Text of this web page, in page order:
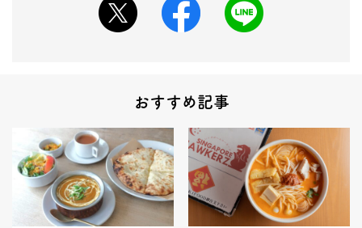
おすすめ記事